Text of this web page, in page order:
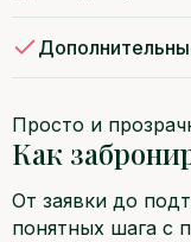
Просто и
Как
От заявки до
понятных шага с